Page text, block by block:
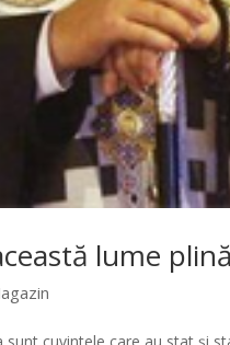
lume